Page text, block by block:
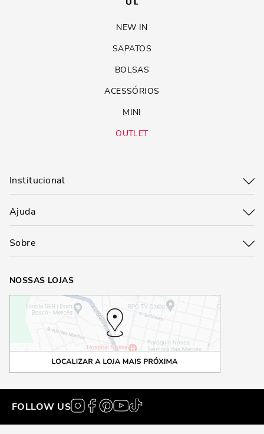
NEW IN
SAPATOS
BOLSAS
ACESSÓRIOS
MINI
OUTLET
Institucional
Ajuda
Sobre
NOSSAS LOJAS
FOLLOW US